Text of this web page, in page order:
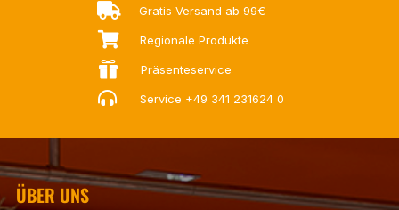
 Gratis Versand ab 99€
 Regionale Produkte
 Präsenteservice
 Service +49 341 231624 0
ÜBER UNS